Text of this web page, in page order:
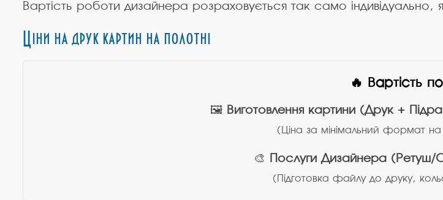
Вартість роботи дизайнера розраховується так само індивідуально,
Ціни на друк картин на полотні
🔥 Вартість
🖼️ Виготовлення картини (Друк +
(Ціна за мінімальний формат на
🎨 Послуги Дизайнера
(Підготовка файлу до друку,